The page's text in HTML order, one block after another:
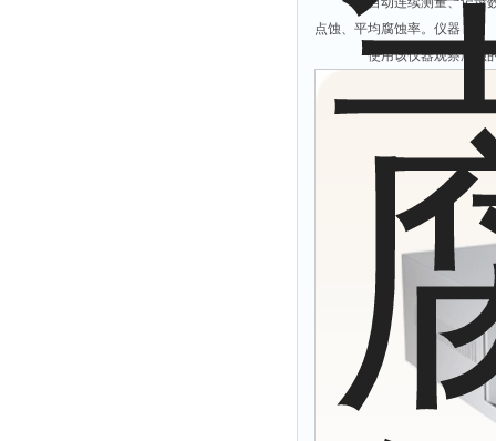
点蚀、平均腐蚀率。仪器
使用该仪器观察腐蚀的变